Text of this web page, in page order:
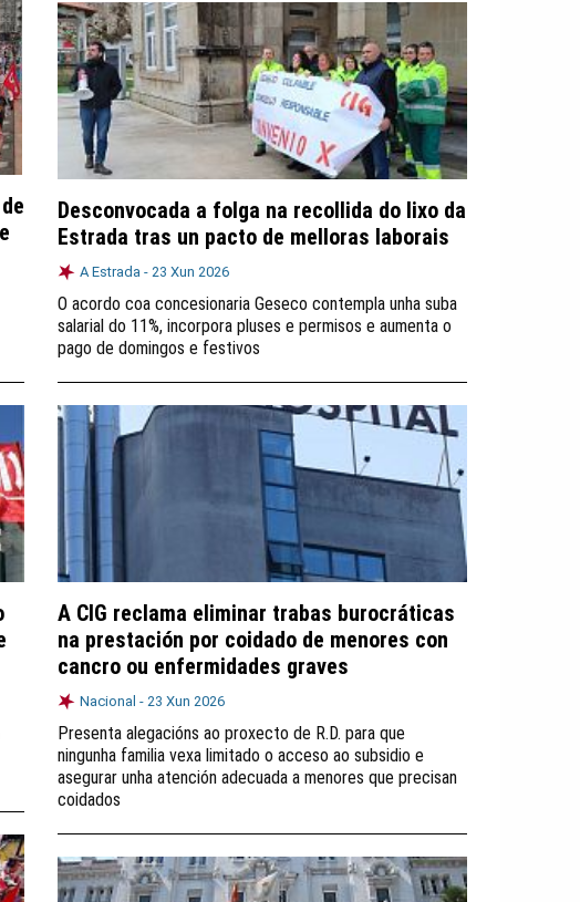
Desconvocada a folga na recollida do lixo da
Estrada tras un pacto de melloras laborais
A Estrada - 23 Xun 2026
O acordo coa concesionaria Geseco contempla unha suba
salarial do 11%, incorpora pluses e permisos e aumenta o
pago de domingos e festivos
A CIG reclama eliminar trabas burocráticas
na prestación por coidado de menores con
cancro ou enfermidades graves
Nacional - 23 Xun 2026
Presenta alegacións ao proxecto de R.D. para que
ningunha familia vexa limitado o acceso ao subsidio e
asegurar unha atención adecuada a menores que precisan
coidados